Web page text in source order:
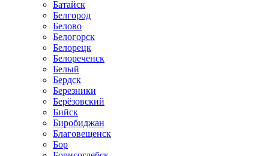
Батайск
Белгород
Белово
Белогорск
Белорецк
Белореченск
Белый
Бердск
Березники
Берёзовский
Бийск
Биробиджан
Благовещенск
Бор